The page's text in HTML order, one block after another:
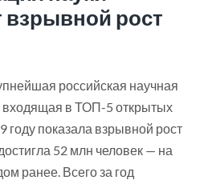
взрывной рост
российская научная
входящая в ТОП-5 открытых
году показала взрывной рост
52 млн человек — на
ранее. Всего за год